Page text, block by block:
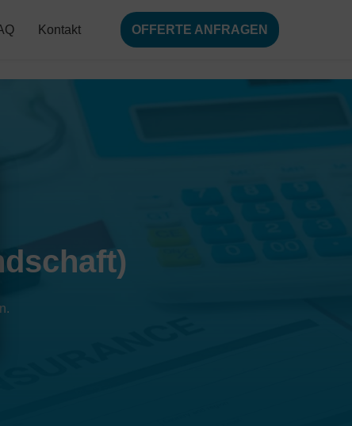
Kontakt OFFERTE ANFRAGEN